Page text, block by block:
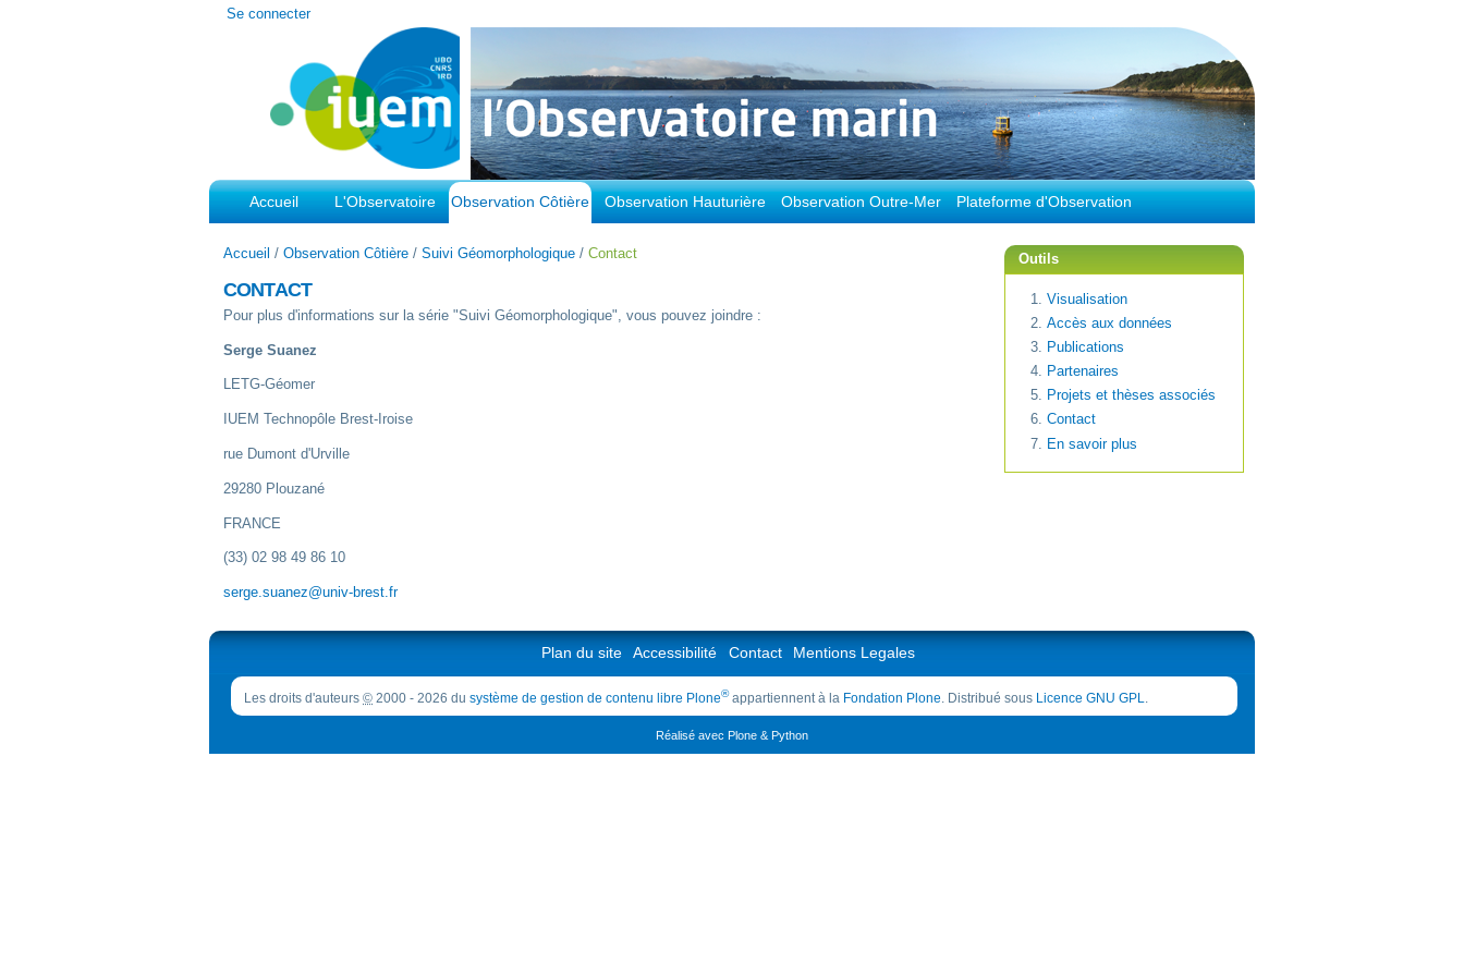
Outils
Se connecter
Accueil L'Observatoire Observation Côtière Observation Hauturière Observation Outre-Mer Plateforme d'Observation
Accueil /Observation Côtière /Suivi Géomorphologique /Contact
CONTACT
Pour plus d'informations sur la série "Suivi Géomorphologique", vous pouvez joindre :
Serge Suanez
LETG-Géomer
IUEM Technopôle Brest-Iroise
rue Dumont d'Urville
29280 Plouzané
FRANCE
(33) 02 98 49 86 10
serge.suanez@univ-brest.fr
Outils
Visualisation
Accès aux données
Publications
Partenaires
Projets et thèses associés
Contact
En savoir plus
Plan du site Accessibilité Contact Mentions Legales
Les droits d'auteurs © 2000 - 2026 du système de gestion de contenu libre Plone®appartiennent à la Fondation Plone. Distribué sous Licence GNU GPL.
Réalisé avec Plone & Python